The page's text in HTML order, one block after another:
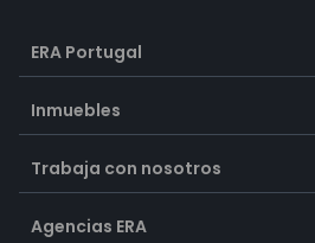
ERA Portugal
Inmuebles
Trabaja con nosotros
Agencias ERA